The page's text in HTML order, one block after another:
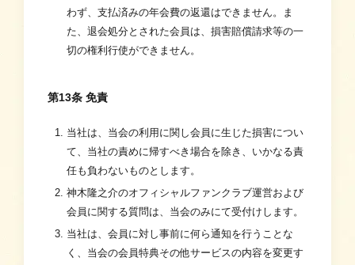
わず、支払済みの年会費の返還はできません。ま
た、退会処分とされた会員は、損害賠償請求等の一
切の権利行使ができません。
第13条 免責
当社は、当会の利用に関し会員に生じた損害につい
て、当社の責めに帰すべき場合を除き、いかなる責
任も負わないものとします。
神木隆之介のオフィシャルファンクラブ運営および
会員に関する質問は、当会のみにて受付けします。
当社は、会員に対し事前に何ら通知を行うことな
く、当会の会員特典その他サービスの内容を変更す